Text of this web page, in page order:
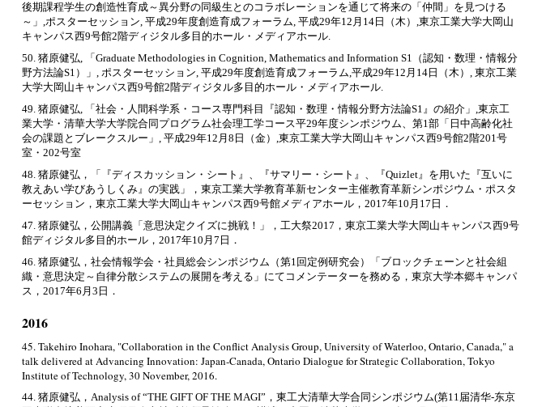
後期課程学生の創造性育成～異分野の同級生とのコラボレーションを通じて将来の「仲間」を見つける
～」,ポスターセッション, 平成29年度創造育成フォーラム, 平成29年12月14日（木）,東京工業大学大岡山
キャンパス西9号館2階ディジタル多目的ホール・メディアホール.
50. 猪原健弘, 「Graduate Methodologies in Cognition, Mathematics and Information S1（認知・数理・情報分
野方法論S1）」, ポスターセッション, 平成29年度創造育成フォーラム,平成29年12月14日（木）, 東京工業
大学大岡山キャンパス西9号館2階ディジタル多目的ホール・メディアホール.
49. 猪原健弘, 「社会・人間科学系・コース専門科目『認知・数理・情報分野方法論S1』の紹介」,東京工
業大学・清華大学大学院合同プログラム社会理工学コース平29年度シンポジウム、第1部「日中高齢化社
会の課題とブレークスルー」, 平成29年12月8日（金）,東京工業大学大岡山キャンパス西9号館2階201号
室・202号室
48. 猪原健弘，「『ディスカッション・シート』、『サマリー・シート』、『Quizlet』を用いた『互いに
教えあい学びあうしくみ』の実践」，東京工業大学教育革新センター主催教育革新シンポジウム・ポスタ
ーセッション，東京工業大学大岡山キャンパス西9号館メディアホール，2017年10月17日．
47. 猪原健弘，公開講義「意思決定クイズに挑戦！」，工大祭2017，東京工業大学大岡山キャンパス西9号
館ディジタル多目的ホール，2017年10月7日．
46. 猪原健弘，社会情報学会・社員総会シンポジウム（第1回定例研究会）「ブロックチェーンと社会組
織・意思決定～自律分散システムの展開を考える」にてコメンテーターを務める，東京大学本郷キャンパ
ス，2017年6月3日．
2016
45. Takehiro Inohara, "Collaboration in the Conflict Analysis Group, University of Waterloo, Ontario, Canada," a
talk delivered at Advancing Innovation: Japan-Canada, Ontario Dialogue for Strategic Collaboration, Tokyo
Institute of Technology, 30 November, 2016.
44. 猪原健弘，Analysis of “THE GIFT OF THE MAGI”，東工大清華大学合同シンポジウム(第11届清华-东京